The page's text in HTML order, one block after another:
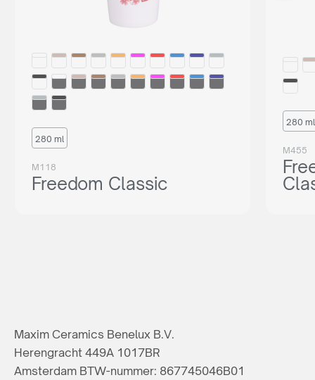
280 ml
M118
Freedom Classic
280 ml
M455
Maxim Ceramics Benelux B.V.
Herengracht 449A 1017BR
Amsterdam BTW-nummer: 867745046B01